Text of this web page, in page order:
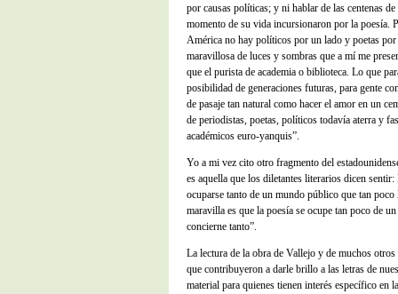
por causas políticas; y ni hablar de las centenas
momento de su vida incursionaron por la poesía.
América no hay políticos por un lado y poetas por
maravillosa de luces y sombras que a mí me
que el purista de academia o biblioteca. Lo que
posibilidad de generaciones futuras, para gente
de pasaje tan natural como hacer el amor en un
de periodistas, poetas, políticos todavía aterra y
académicos euro-yanquis”.
Yo a mi vez cito otro fragmento del
es aquella que los diletantes literarios dicen sentir:
ocuparse tanto de un mundo público que tan poco
maravilla es que la poesía se ocupe tan poco de
concierne tanto”.
La lectura de la obra de Vallejo y de muchos
que contribuyeron a darle brillo a las letras de
material para quienes tienen interés específico en